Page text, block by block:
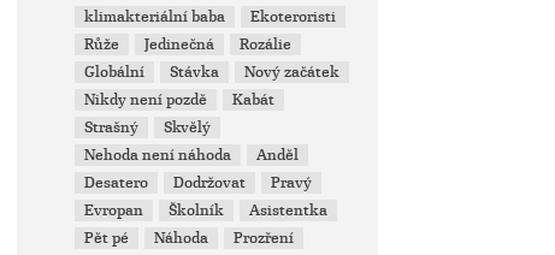
klimakteriální baba
Ekoteroristi
Růže
Jedinečná
Rozálie
Globální
Stávka
Nový začátek
Nikdy není pozdě
Kabát
Strašný
Skvělý
Nehoda není náhoda
Anděl
Desatero
Dodržovat
Pravý
Evropan
Školník
Asistentka
Pět pé
Náhoda
Prozření